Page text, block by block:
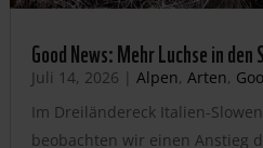
Good News: Mehr Luchse in
Juli 14, 2026 | Alpen, Arten,
Im Dreiländereck Italien-
beobachten wir einen Anstieg